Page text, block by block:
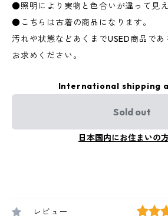
●照明により実物と色合いが違って見え
●こちらは古着の商品になります。
汚れや状態などあくまでUSED商品で
お求めください。
International shipping
Sold out
日本国内にお住まいの
レビュー